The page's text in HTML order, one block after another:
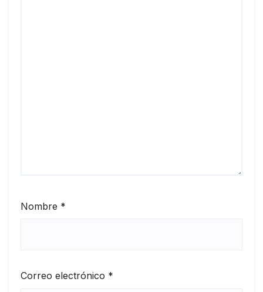
Nombre *
Correo electrónico *